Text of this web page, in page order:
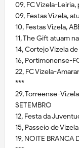
09, FC Vizela-
09, Festas Vizela,
10, Festas Vizela,
11, The Gift atuam
14, Cortejo Vizela
16, Portimonense-
22, FC Vizela-
***
29, Torreense-
SETEMBRO
12, Festa da
15, Passeio de
19, NOITE BRANCA